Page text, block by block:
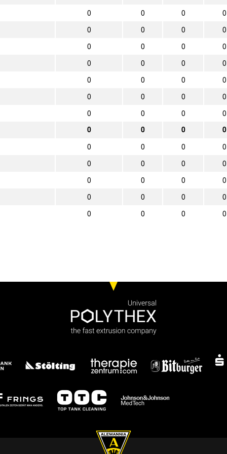
0 0 0 0
0 0 0 0
0 0 0 0
0 0 0 0
0 0 0 0
0 0 0 0
0 0 0 0
0 0 0 0
0 0 0 0
0 0 0 0
0 0 0 0
0 0 0 0
0 0 0 0